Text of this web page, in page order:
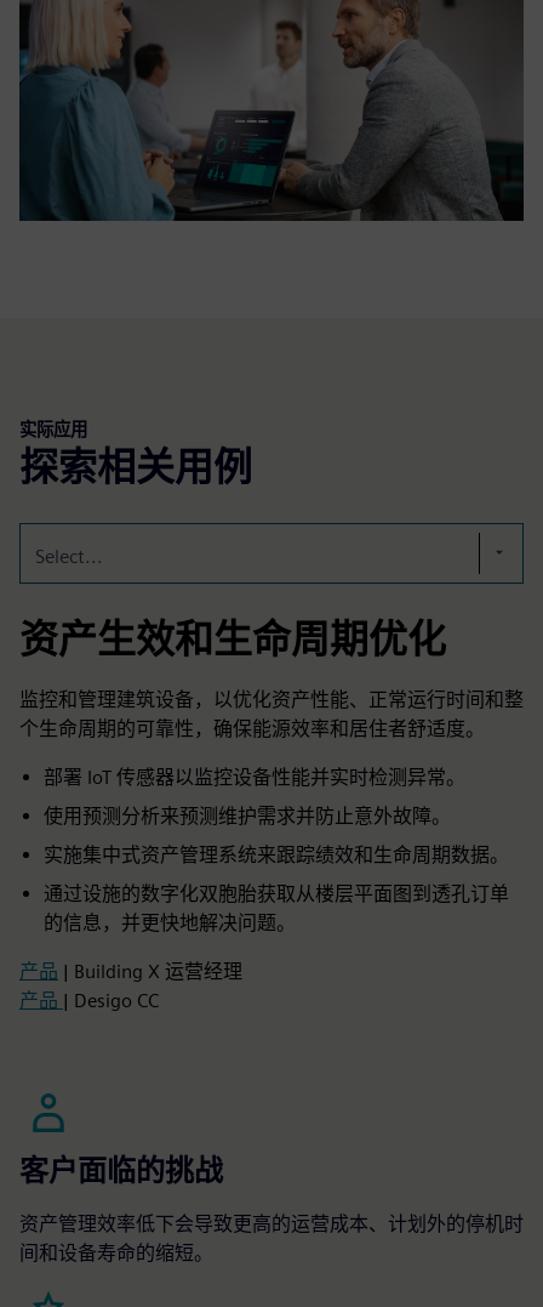
实际应用
探索相关用例
Select...
资产生效和生命周期优化
监控和管理建筑设备，以优化资产性能、正常运行时间和整
个生命周期的可靠性，确保能源效率和居住者舒适度。
部署 IoT 传感器以监控设备性能并实时检测异常。
使用预测分析来预测维护需求并防止意外故障。
实施集中式资产管理系统来跟踪绩效和生命周期数据。
通过设施的数字化双胞胎获取从楼层平面图到透孔订单
的信息，并更快地解决问题。
产品 | Building X 运营经理
产品 | Desigo CC
客户面临的挑战
资产管理效率低下会导致更高的运营成本、计划外的停机时
间和设备寿命的缩短。